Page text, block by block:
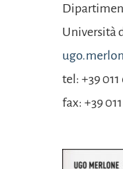
Università
tel: +39
fax: +39